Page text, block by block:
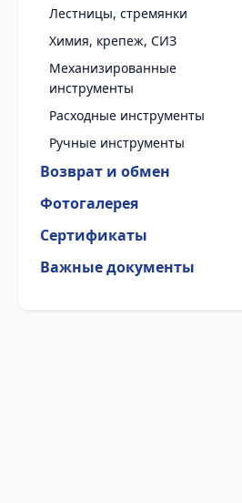
Лестницы, стремянки
Химия, крепеж, СИЗ
Механизированные
инструменты
Расходные инструменты
Ручные инструменты
Возврат и обмен
Фотогалерея
Сертификаты
Важные документы